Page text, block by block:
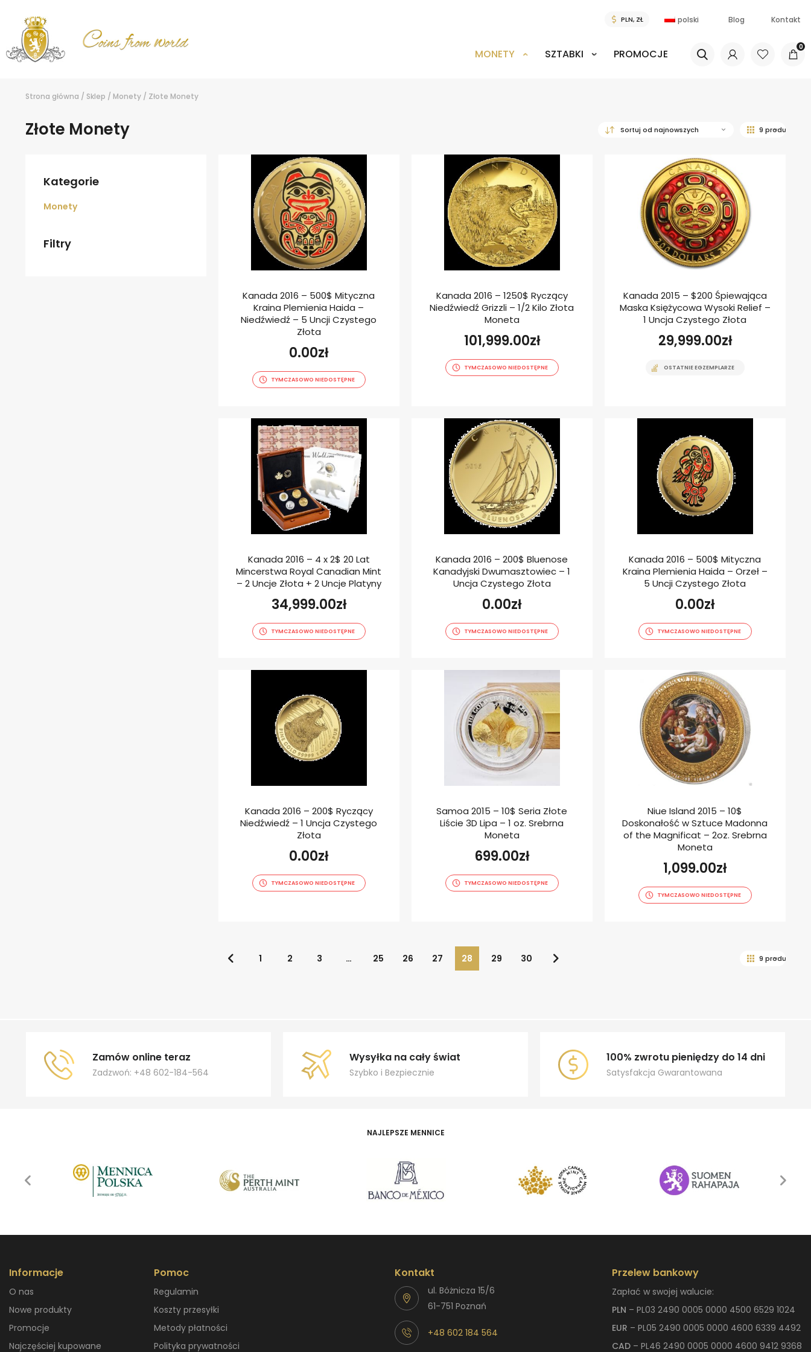
polski Blog Kontakt
MONETY SZTABKI PROMOCJE
0
Strona główna / Sklep / Monety / Złote Monety
Złote Monety
Kategorie
Monety
Filtry
Kanada 2016 – 500$ Mityczna
Kraina Plemienia Haida –
Niedźwiedź – 5 Uncji Czystego
Złota
0.00zł
TYMCZASOWO NIEDOSTĘPNE
Kanada 2016 – 1250$ Ryczący
Niedźwiedź Grizzli – 1/2 Kilo Złota
Moneta
101,999.00zł
TYMCZASOWO NIEDOSTĘPNE
Kanada 2015 – $200 Śpiewająca
Maska Księżycowa Wysoki Relief –
1 Uncja Czystego Złota
29,999.00zł
OSTATNIE EGZEMPLARZE
Kanada 2016 – 4 x 2$ 20 Lat
Mincerstwa Royal Canadian Mint
– 2 Uncje Złota + 2 Uncje Platyny
34,999.00zł
TYMCZASOWO NIEDOSTĘPNE
Kanada 2016 – 200$ Bluenose
Kanadyjski Dwumasztowiec – 1
Uncja Czystego Złota
0.00zł
TYMCZASOWO NIEDOSTĘPNE
Kanada 2016 – 500$ Mityczna
Kraina Plemienia Haida – Orzeł –
5 Uncji Czystego Złota
0.00zł
TYMCZASOWO NIEDOSTĘPNE
Kanada 2016 – 200$ Ryczący
Niedźwiedź – 1 Uncja Czystego
Złota
0.00zł
TYMCZASOWO NIEDOSTĘPNE
Samoa 2015 – 10$ Seria Złote
Liście 3D Lipa – 1 oz. Srebrna
Moneta
699.00zł
TYMCZASOWO NIEDOSTĘPNE
Niue Island 2015 – 10$
Doskonałość w Sztuce Madonna
of the Magnificat – 2oz. Srebrna
Moneta
1,099.00zł
TYMCZASOWO NIEDOSTĘPNE
1 2 3 … 25 26 27 28 29 30
Zamów online teraz
Zadzwoń: +48 602-184-564
Wysyłka na cały świat
Szybko i Bezpiecznie
100% zwrotu pieniędzy do 14 dni
Satysfakcja Gwarantowana
NAJLEPSZE MENNICE
Informacje
O nas
Nowe produkty
Promocje
Najczęściej kupowane
Pomoc
Regulamin
Koszty przesyłki
Metody płatności
Polityka prywatności
Kontakt
ul. Bóżnicza 15/6
61-751 Poznań
+48 602 184 564
Przelew bankowy
Zapłać w swojej walucie:
PLN – PL03 2490 0005 0000 4500 6529 1024
EUR – PL05 2490 0005 0000 4600 6339 4492
CAD – PL46 2490 0005 0000 4600 9412 9368